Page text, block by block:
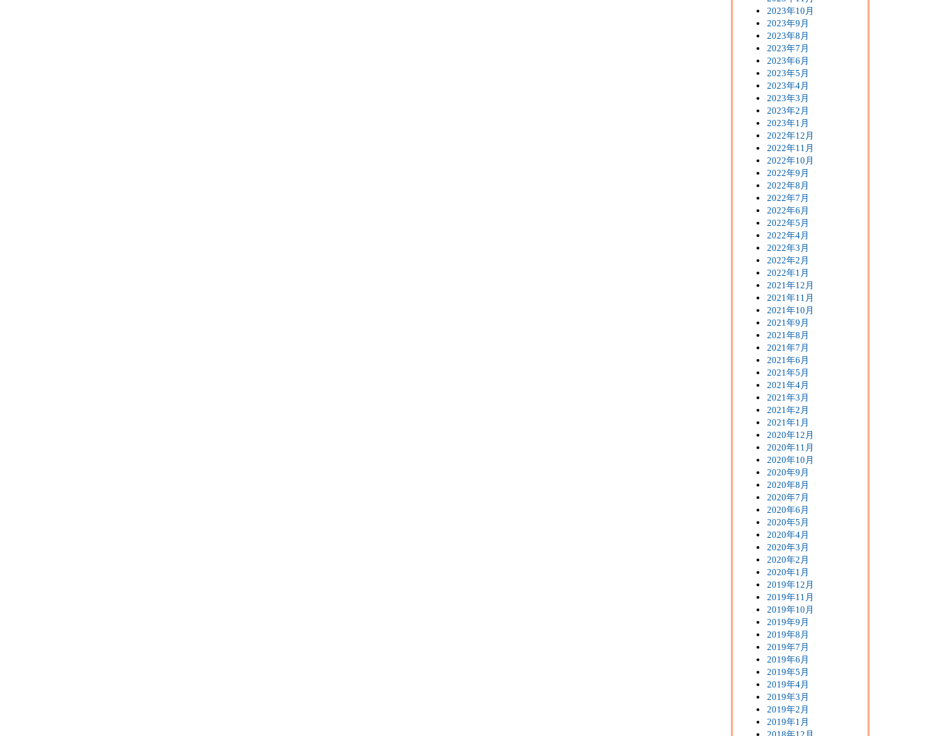
2023年10月
2023年9月
2023年8月
2023年7月
2023年6月
2023年5月
2023年4月
2023年3月
2023年2月
2023年1月
2022年12月
2022年11月
2022年10月
2022年9月
2022年8月
2022年7月
2022年6月
2022年5月
2022年4月
2022年3月
2022年2月
2022年1月
2021年12月
2021年11月
2021年10月
2021年9月
2021年8月
2021年7月
2021年6月
2021年5月
2021年4月
2021年3月
2021年2月
2021年1月
2020年12月
2020年11月
2020年10月
2020年9月
2020年8月
2020年7月
2020年6月
2020年5月
2020年4月
2020年3月
2020年2月
2020年1月
2019年12月
2019年11月
2019年10月
2019年9月
2019年8月
2019年7月
2019年6月
2019年5月
2019年4月
2019年3月
2019年2月
2019年1月